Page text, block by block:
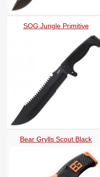
SOG Jungle Primitive
Bear Grylls Scout Black